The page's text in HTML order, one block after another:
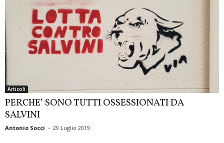
Articoli
PERCHE’ SONO TUTTI OSSESSIONATI DA
SALVINI
Antonio Socci - 29 Luglio 2019